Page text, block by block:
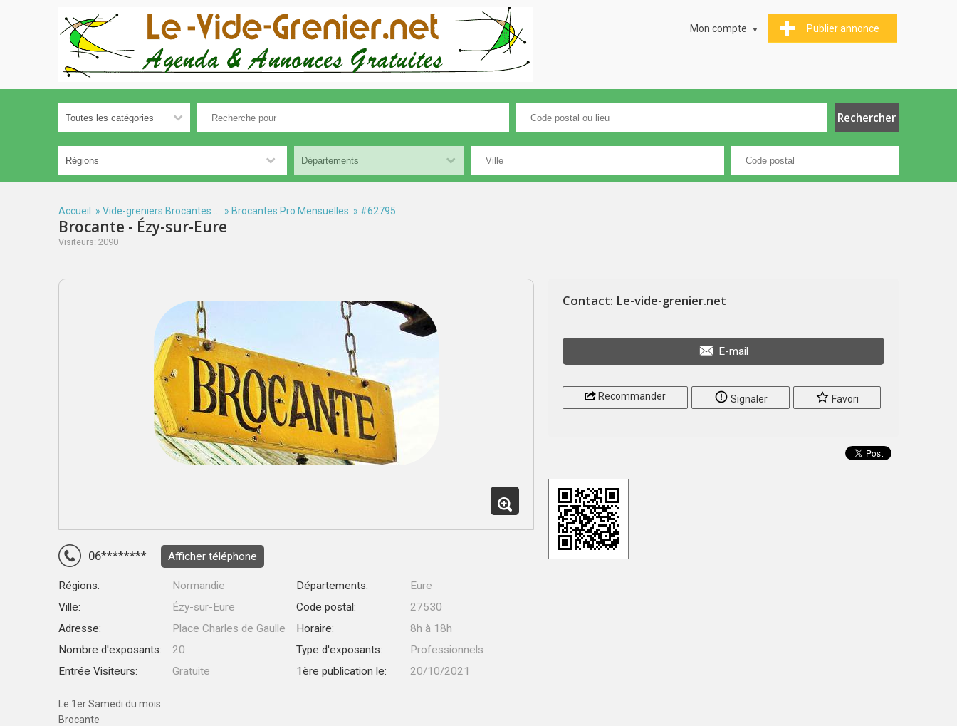
Publier annonce
Mon compte
Accueil » Vide-greniers Brocantes ... » Brocantes Pro Mensuelles » #62795
Brocante - Ézy-sur-Eure
Visiteurs: 2090
06******** Afficher téléphone
Régions: Normandie Départements:
Eure
Ville:
Ézy-sur-Eure Code postal:
27530
Adresse:
Place Charles de Gaulle Horaire:
8h à 18h
Nombre d'exposants:
20 Type d'exposants:
Professionnels
Entrée Visiteurs:
Gratuite 1ère publication le: 20/10/2021
Le 1er Samedi du mois
Brocante
Contact: Le-vide-grenier.net
E-mail
Recommander Signaler Favori